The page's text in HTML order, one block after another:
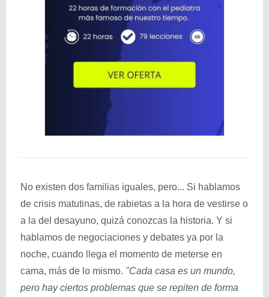
No existen dos familias iguales, pero... Si hablamos
de crisis matutinas, de rabietas a la hora de vestirse o
a la del desayuno, quizá conozcas la historia. Y si
hablamos de negociaciones y debates ya por la
noche, cuando llega el momento de meterse en
cama, más de lo mismo. "Cada casa es un mundo,
pero hay ciertos problemas que se repiten de forma